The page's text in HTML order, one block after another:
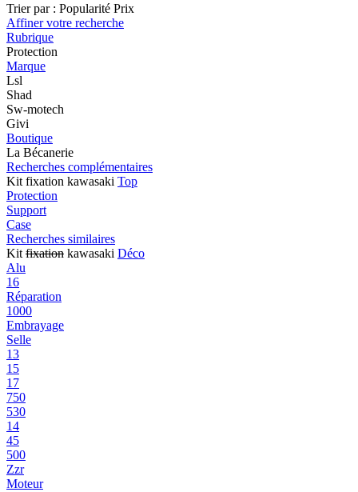
Trier par : Popularité Prix
Affiner votre recherche
Rubrique
Protection
Marque
Lsl
Shad
Sw-motech
Givi
Boutique
La Bécanerie
Recherches complémentaires
Kit fixation kawasaki Top
Protection
Support
Case
Recherches similaires
Kit fixation kawasaki Déco
Alu
16
Réparation
1000
Embrayage
Selle
13
15
17
750
530
14
45
500
Zzr
Moteur